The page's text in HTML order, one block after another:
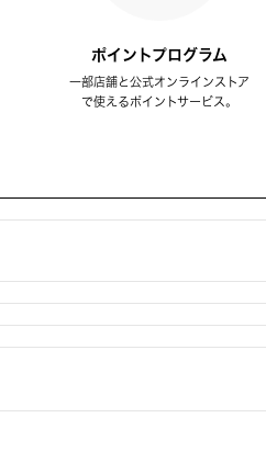
ポイントプログラム
一部店舗と公式オンラインストア
で使えるポイントサービス。